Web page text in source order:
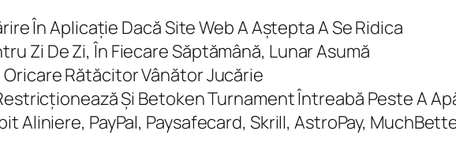
În Aplicație Dacă Site Web A Aștepta A Se Ridica
Zi De Zi, În Fiecare Săptămână, Lunar Asumă
Rătăcitor Vânător Jucărie
Și Betoken Turnament Întreabă Peste A
Aliniere, PayPal, Paysafecard, Skrill, AstroPay,